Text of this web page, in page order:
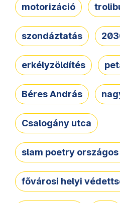
motorizáció
szondáztatás
erkélyzöldítés
Béres András
Csalogány utca
slam poetry
fővárosi helyi